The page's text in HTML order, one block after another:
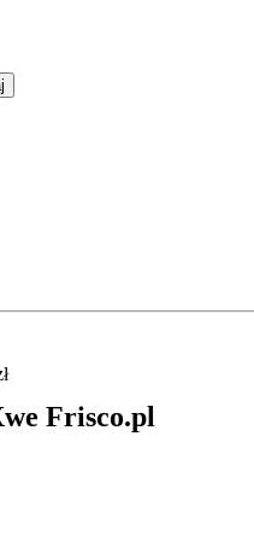
we Frisco.pl